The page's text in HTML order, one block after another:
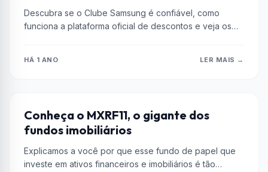
Descubra se o Clube Samsung é confiável, como
funciona a plataforma oficial de descontos e veja os
HÁ 1 ANO LER MAIS →
DICAS
Conheça o MXRF11, o gigante dos
fundos imobiliários
Explicamos a você por que esse fundo de papel que
investe em ativos financeiros e imobiliários é tão